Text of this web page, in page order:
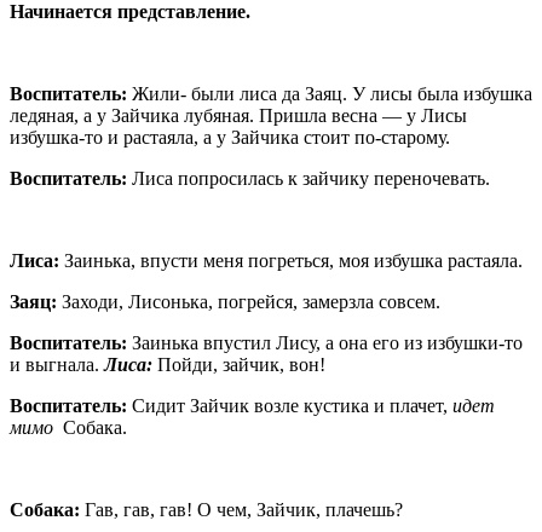
Начинается представление.
Воспитатель: Жили- были лиса да Заяц. У лисы была избушка
ледяная, а у Зайчика лубяная. Пришла весна — у Лисы
избушка-то и растаяла, а у Зайчика стоит по-старому.
Воспитатель: Лиса попросилась к зайчику переночевать.
Лиса: Заинька, впусти меня погреться, моя избушка растаяла.
Заяц: Заходи, Лисонька, погрейся, замерзла совсем.
Воспитатель: Заинька впустил Лису, а она его из избушки-то
и выгнала.Лиса: Пойди, зайчик, вон!
Воспитатель: Сидит Зайчик возле кустика и плачет, идет
мимо Собака.
Собака: Гав, гав, гав! О чем, Зайчик, плачешь?